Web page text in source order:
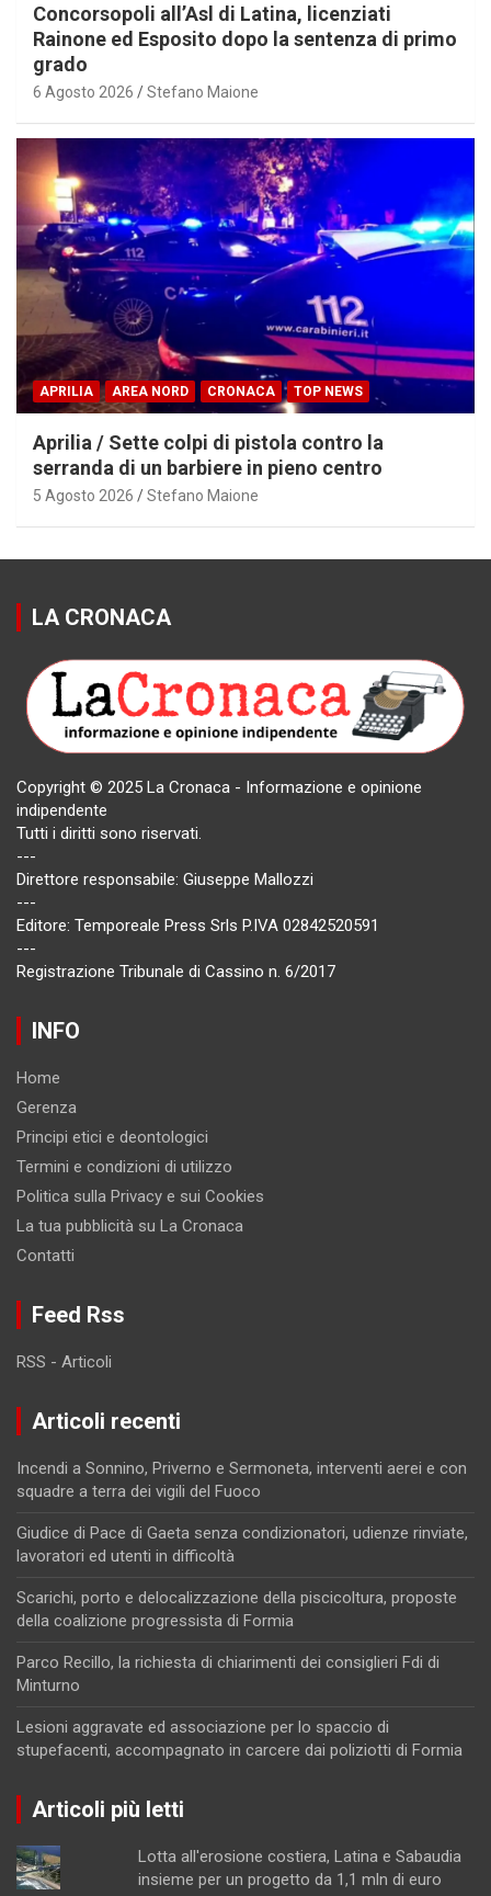
Concorsopoli all’Asl di Latina, licenziati
Rainone ed Esposito dopo la sentenza di primo
grado
6 Agosto 2026 Stefano Maione
APRILIA AREA NORD CRONACA TOP NEWS
Aprilia / Sette colpi di pistola contro la
serranda di un barbiere in pieno centro
5 Agosto 2026 Stefano Maione
LA CRONACA
Copyright © 2025 La Cronaca - Informazione e opinione
indipendente
Tutti i diritti sono riservati.
---
Direttore responsabile: Giuseppe Mallozzi
---
Editore: Temporeale Press Srls P.IVA 02842520591
---
Registrazione Tribunale di Cassino n. 6/2017
INFO
Home
Gerenza
Principi etici e deontologici
Termini e condizioni di utilizzo
Politica sulla Privacy e sui Cookies
La tua pubblicità su La Cronaca
Contatti
Feed Rss
RSS - Articoli
Articoli recenti
Incendi a Sonnino, Priverno e Sermoneta, interventi aerei e con
squadre a terra dei vigili del Fuoco
Giudice di Pace di Gaeta senza condizionatori, udienze rinviate,
lavoratori ed utenti in difficoltà
Scarichi, porto e delocalizzazione della piscicoltura, proposte
della coalizione progressista di Formia
Parco Recillo, la richiesta di chiarimenti dei consiglieri Fdi di
Minturno
Lesioni aggravate ed associazione per lo spaccio di
stupefacenti, accompagnato in carcere dai poliziotti di Formia
Articoli più letti
Lotta all'erosione costiera, Latina e Sabaudia
insieme per un progetto da 1,1 mln di euro